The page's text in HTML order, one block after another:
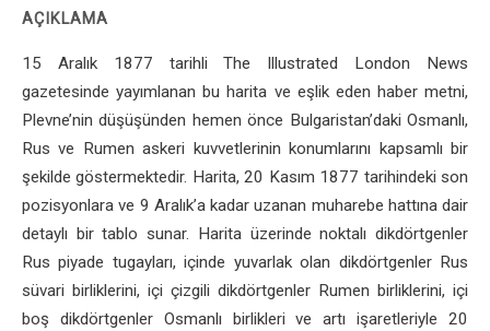
AÇIKLAMA
15 Aralık 1877 tarihli The Illustrated London News
gazetesinde yayımlanan bu harita ve eşlik eden haber metni,
Plevne’nin düşüşünden hemen önce Bulgaristan’daki Osmanlı,
Rus ve Rumen askeri kuvvetlerinin konumlarını kapsamlı bir
şekilde göstermektedir. Harita, 20 Kasım 1877 tarihindeki son
pozisyonlara ve 9 Aralık’a kadar uzanan muharebe hattına dair
detaylı bir tablo sunar. Harita üzerinde noktalı dikdörtgenler
Rus piyade tugayları, içinde yuvarlak olan dikdörtgenler Rus
süvari birliklerini, içi çizgili dikdörtgenler Rumen birliklerini, içi
boş dikdörtgenler Osmanlı birlikleri ve artı işaretleriyle 20